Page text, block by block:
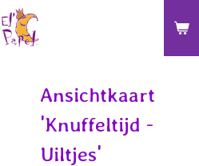
Ansichtkaart
'Knuffeltijd -
Uiltjes'